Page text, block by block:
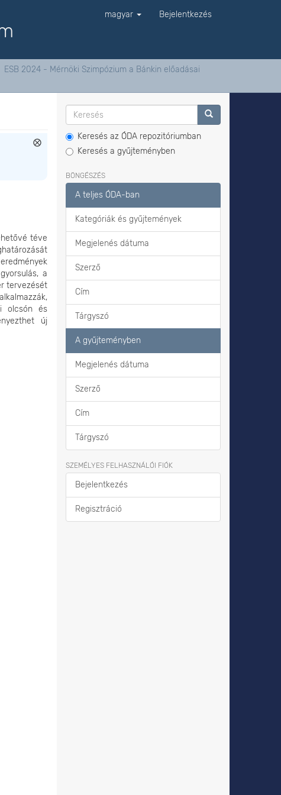
magyar Bejelentkezés
ESB 2024 - Mérnöki Szimpózium a Bánkin előadásai
téve
a
tervezését
olcsón és
új
Keresés az ÓDA repozitóriumban
Keresés a gyűjteményben
BÖNGÉSZÉS
A teljes ÓDA-ban
Kategóriák és gyűjtemények
Megjelenés dátuma
Szerző
Cím
Tárgyszó
A gyűjteményben
Megjelenés dátuma
Szerző
Cím
Tárgyszó
SZEMÉLYES FELHASZNÁLÓI FIÓK
Bejelentkezés
Regisztráció